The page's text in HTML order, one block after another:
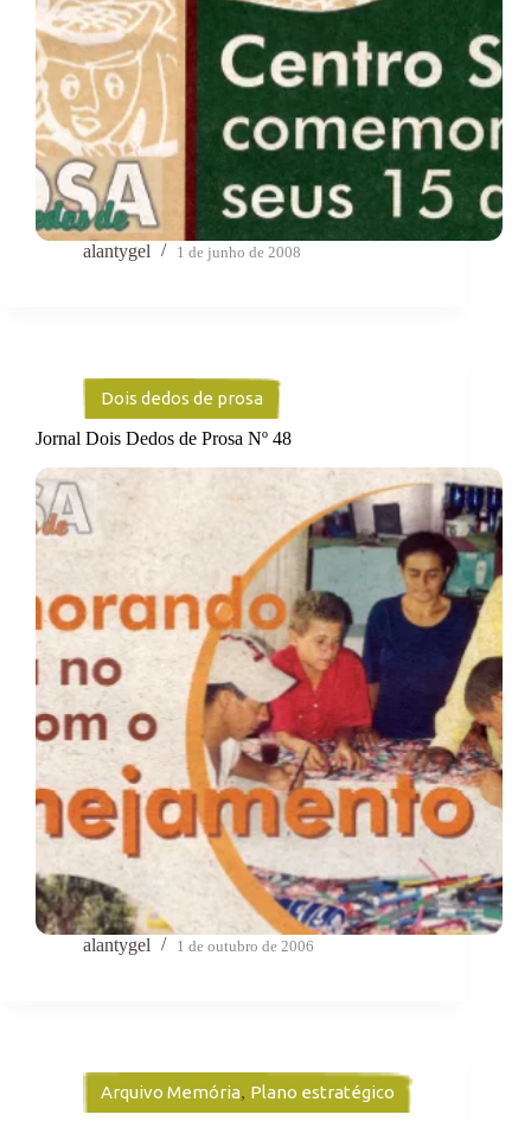
alantygel 1 de junho de 2008
Dois dedos de prosa
Jornal Dois Dedos de Prosa Nº 48
alantygel 1 de outubro de 2006
Arquivo Memória, Plano estratégico